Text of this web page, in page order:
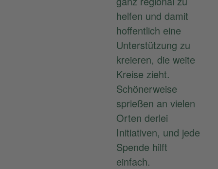
helfen und damit
hoffentlich eine
Unterstützung zu
kreieren, die weite
Kreise zieht.
Schönerweise
sprießen an vielen
Orten derlei
Initiativen, und jede
Spende hilft
einfach.